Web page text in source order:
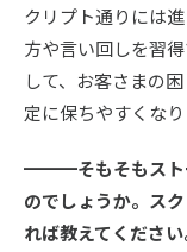
クリプト通りには
方や言い回しを習
して、お客さまの
定に保ちやすくなり
━━━そもそもスト
のでしょうか。ス
れば教えてください